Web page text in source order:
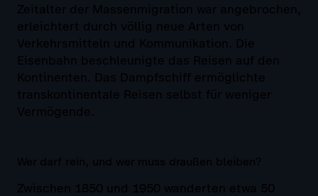
Zeitalter der Massenmigration war angebrochen,
erleichtert durch völlig neue Arten von
Verkehrsmitteln und Kommunikation. Die
Eisenbahn beschleunigte das Reisen auf den
Kontinenten. Das Dampfschiff ermöglichte
transkontinentale Reisen selbst für weniger
Vermögende.
Wer darf rein, und wer muss draußen bleiben?
Zwischen 1850 und 1950 wanderten etwa 50